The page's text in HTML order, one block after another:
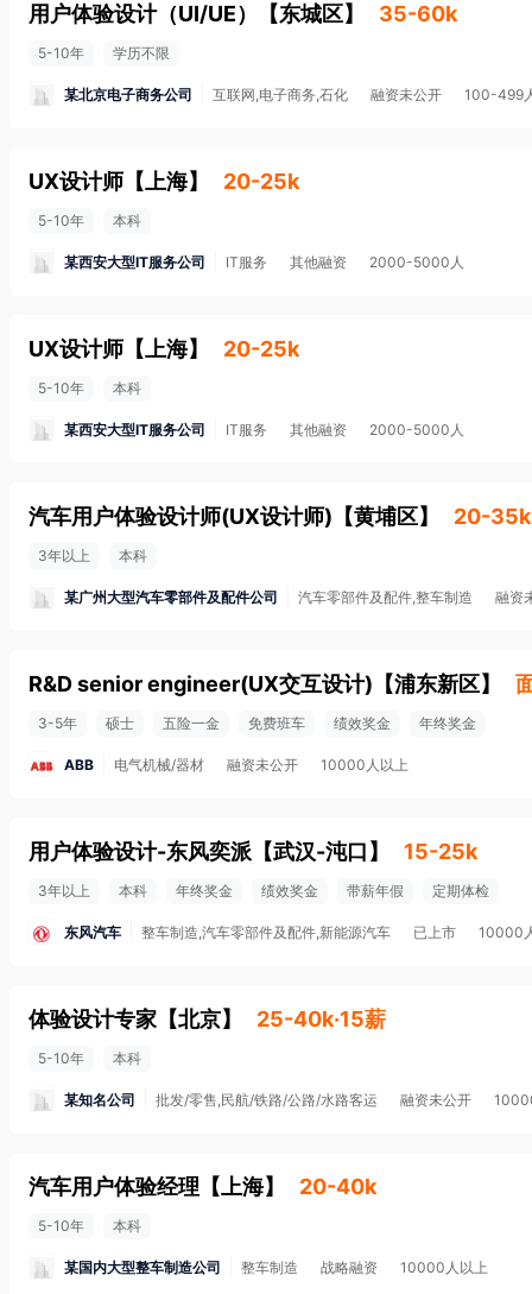
用户体验设计（UI/UE） 【东城区】 35-60k
5-10年 学历不限
某北京电子商务公司 互联网,电子商务,石化 融资未公开 100-499
UX设计师 【 上海】 20-25k
5-10年 本科
某西安大型IT服务公司 IT服务 其他融资 2000-5000人
UX设计师 【 上海】 20-25k
5-10年 本科
某西安大型IT服务公司 IT服务 其他融资 2000-5000人
汽车用户体验设计师(UX设计师) 【黄埔区】 20-35k
3年以上 本科
某广州大型汽车零部件及配件公司 汽车零部件及配件,整车制造 融资
R&D senior engineer(UX交互设计) 【浦东新区】
3-5年 硕士 五险一金 免费班车 绩效奖金 年终奖金
ABB 电气机械/器材 融资未公开 10000人以上
用户体验设计-东风奕派 【武汉-沌口 】 15-25k
3年以上 本科 年终奖金 绩效奖金 带薪年假 定期体检
东风汽车 整车制造,汽车零部件及配件,新能源汽车 已上市 10000
体验设计专家 【北京】 25-40k·15薪
5-10年 本科
某知名公司 批发/零售,民航/铁路/公路/水路客运 融资未公开
汽车用户体验经理 【 上海】 20-40k
5-10年 本科
某国内大型整车制造公司 整车制造 战略融资 10000人以上